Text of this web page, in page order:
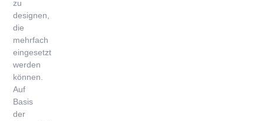
zu
designen,
die
mehrfach
eingesetzt
werden
können.
Auf
Basis
der